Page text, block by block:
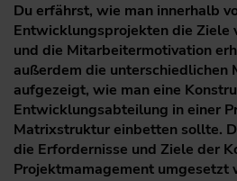
Du erfährst, wie man innerhalb
Entwicklungsprojekten die Ziele
und die Mitarbeitermotivation
außerdem die unterschiedlichen
aufgezeigt, wie man eine
Entwicklungsabteilung in einer
Matrixstruktur einbetten sollte.
die Erfordernisse und Ziele der
Projektmamagement umgesetzt